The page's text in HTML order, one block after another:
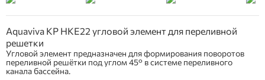
Aquaviva KP HKE22 угловой элемент для переливной
решетки
Угловой элемент предназначен для формирования поворотов
переливной решётки под углом 45° в системе переливного
канала бассейна.